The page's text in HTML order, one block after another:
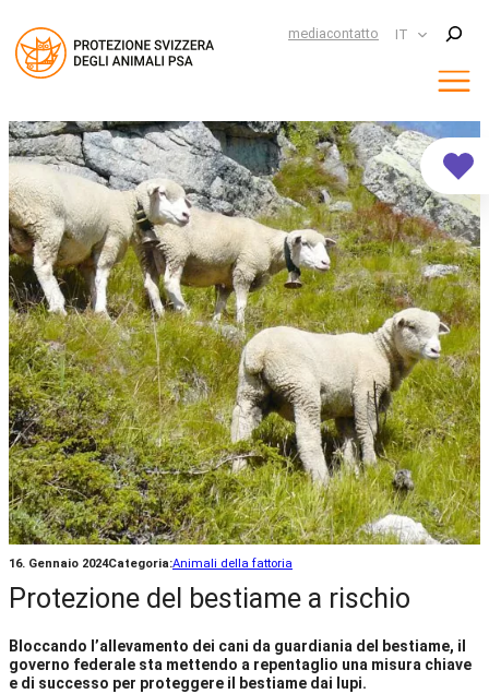
mediacontatto IT
Suchen
16. Gennaio 2024Categoria:Animali della fattoria
Protezione del bestiame a rischio
Bloccando l’allevamento dei cani da guardiania del bestiame, il
governo federale sta mettendo a repentaglio una misura chiave
e di successo per proteggere il bestiame dai lupi.